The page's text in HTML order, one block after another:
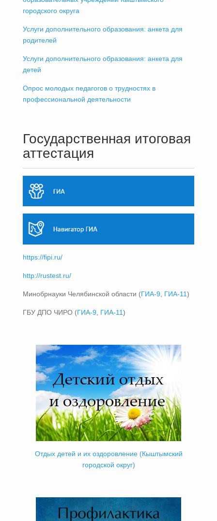
городского округа
Услуги дополнительного образования: анкета для
родителей
Услуги дополнительного образования: анкета для
детей
Опрос молодых педагогов о трудностях в
профессиональной деятельности
Государственная итоговая
аттестация
https://fipi.ru/
http://rustest.ru/
Минобрнауки Челябинской области (ГИА-9 ГИА-11)
ГБУ ДПО ЧИРО (ГИА-9 ГИА-11)
Отдых детей и их оздоровление (Кыштымский
городской округ)